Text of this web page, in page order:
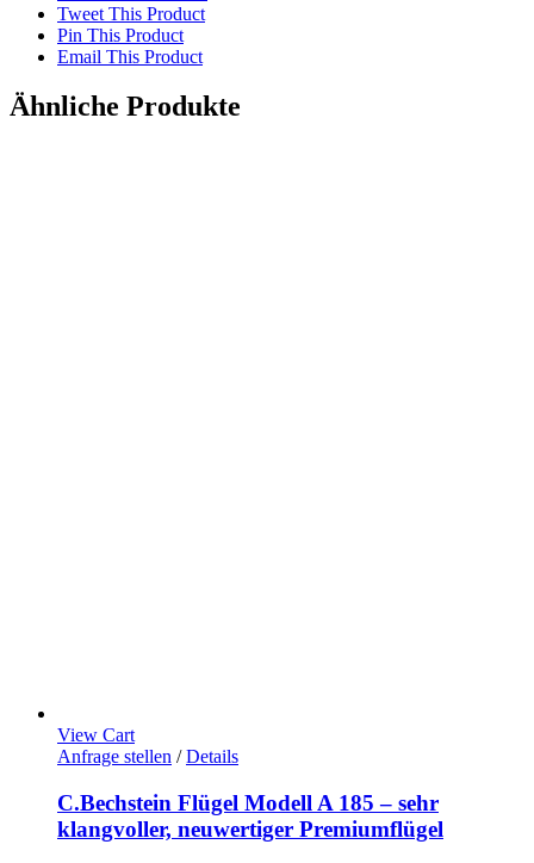
Tweet This Product
Pin This Product
Email This Product
Ähnliche Produkte
View Cart
Anfrage stellen / Details
C.Bechstein Flügel Modell A 185 – sehr
klangvoller, neuwertiger Premiumflügel